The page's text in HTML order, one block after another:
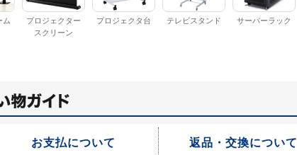
ム
プロジェクター
スクリーン
プロジェクタ台 テレビスタンド サーバーラック
お支払について 返品・交換について